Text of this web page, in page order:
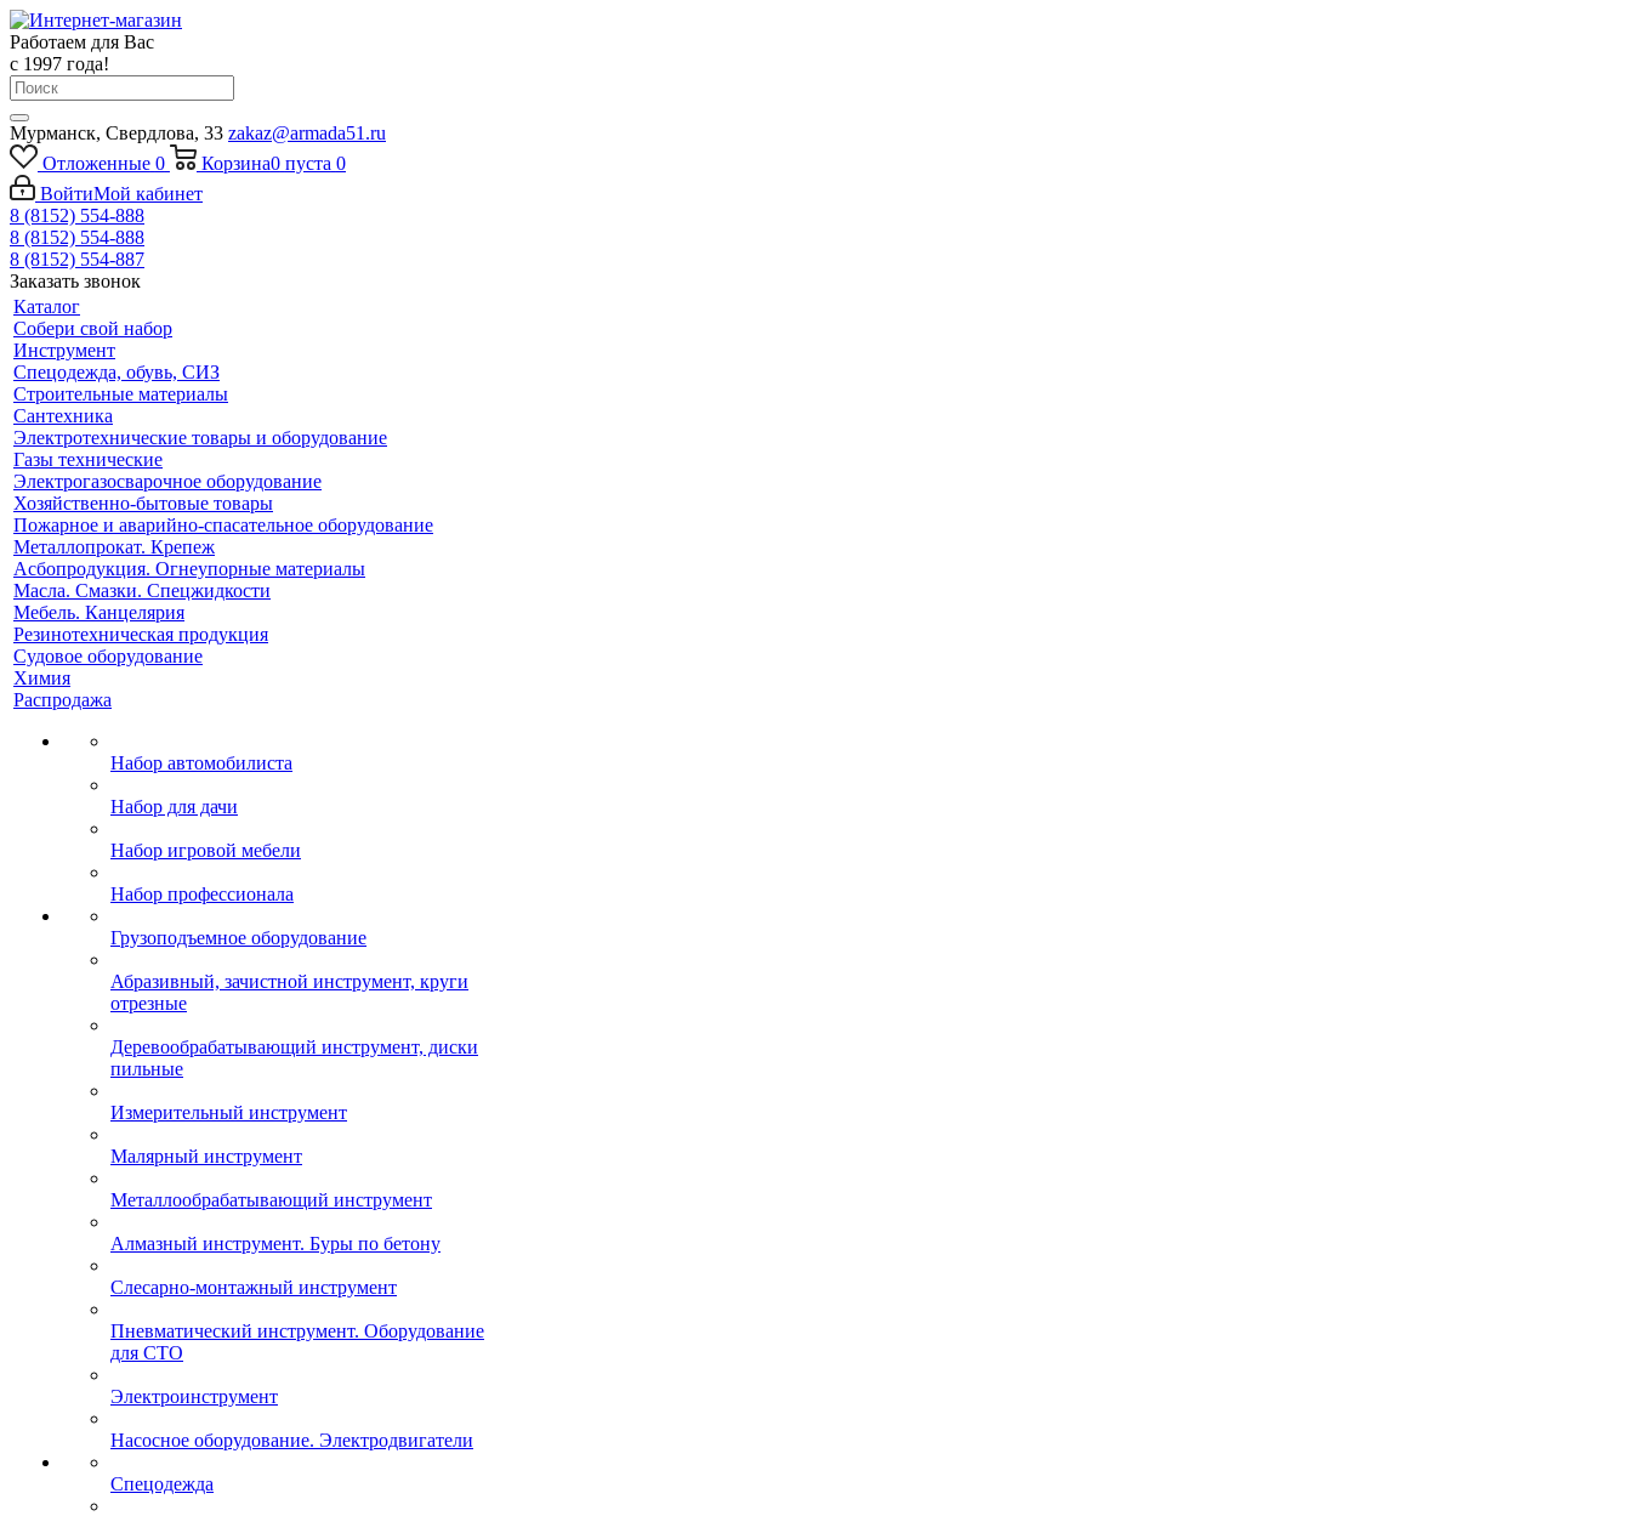
Работаем для Вас
с 1997 года!
Мурманск, Свердлова, 33 zakaz@armada51.ru
Отложенные 0 Корзина0 пуста 0
ВойтиМой кабинет
8 (8152) 554-888
8 (8152) 554-888
8 (8152) 554-887
Заказать звонок
Каталог
Собери свой набор
Инструмент
Спецодежда, обувь, СИЗ
Строительные материалы
Сантехника
Электротехнические товары и оборудование
Газы технические
Электрогазосварочное оборудование
Хозяйственно-бытовые товары
Пожарное и аварийно-спасательное оборудование
Металлопрокат. Крепеж
Асбопродукция. Огнеупорные материалы
Масла. Смазки. Спецжидкости
Мебель. Канцелярия
Резинотехническая продукция
Судовое оборудование
Химия
Распродажа
Набор автомобилиста
Набор для дачи
Набор игровой мебели
Набор профессионала
Грузоподъемное оборудование
Абразивный, зачистной инструмент, круги
отрезные
Деревообрабатывающий инструмент, диски
пильные
Измерительный инструмент
Малярный инструмент
Металлообрабатывающий инструмент
Алмазный инструмент. Буры по бетону
Слесарно-монтажный инструмент
Пневматический инструмент. Оборудование
для СТО
Электроинструмент
Насосное оборудование. Электродвигатели
Спецодежда